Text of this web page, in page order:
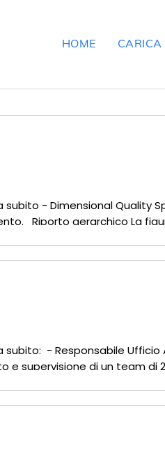
HOME CARICA
- Dimensional Quality
Riporto gerarchico La
risorsa sarà il riferimento
- Responsabile
supervisione di un team di
dei costi, dei tempi di